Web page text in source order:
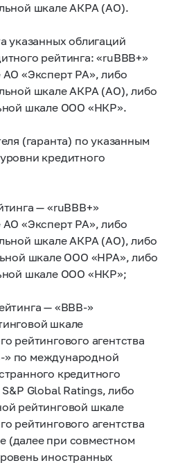
шкале АКРА (АО).
указанных облигаций
рейтинга: «ruBBB+»
«Эксперт РА», либо
шкале АКРА (АО), либо
шкале ООО «НКР».
(гаранта) по указанным
кредитного
— «ruBBB+»
«Эксперт РА», либо
шкале АКРА (АО), либо
шкале ООО «НРА», либо
шкале ООО «НКР»;
— «BBB-»
шкале
рейтингового агентства
» по международной
кредитного
S&P Global Ratings, либо
рейтинговой шкале
рейтингового агентства
(далее при совместном
иностранных